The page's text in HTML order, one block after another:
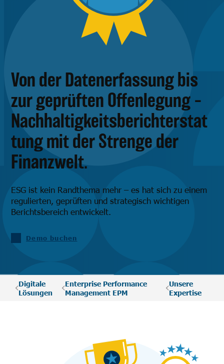
Von der Datenerfassung bis
zur geprüften Offenlegung –
Nachhaltigkeitsberichterstat
tung mit der Strenge der
Finanzwelt.
ESG ist kein Randthema mehr – es hat sich zu einem
regulierten, geprüften und strategisch wichtigen
Berichtsbereich entwickelt.
Demo buchen
Digitale
Lösungen
Enterprise Performance
Management EPM
Unsere
Expertise